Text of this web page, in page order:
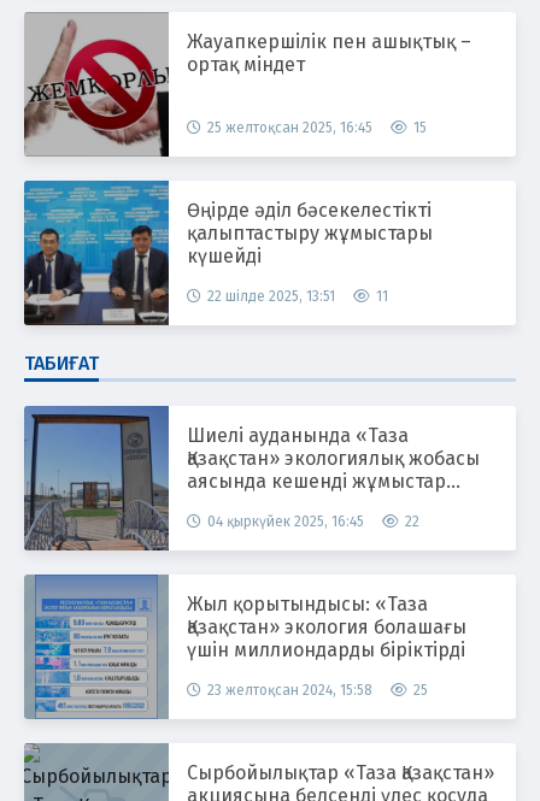
Жауапкершілік пен ашықтық –
ортақ міндет
25 желтоқсан 2025, 16:45 15
Өңірде әділ бәсекелестікті
қалыптастыру жұмыстары
күшейді
22 шілде 2025, 13:51 11
ТАБИҒАТ
Шиелі ауданында «Таза
Қазақстан» экологиялық жобасы
аясында кешенді жұмыстар
04 қыркүйек 2025, 16:45 22
Жыл қорытындысы: «Таза
Қазақстан» экология болашағы
үшін миллиондарды біріктірді
23 желтоқсан 2024, 15:58 25
Сырбойылықтар «Таза Қазақстан»
акциясына белсенді үлес қосуда